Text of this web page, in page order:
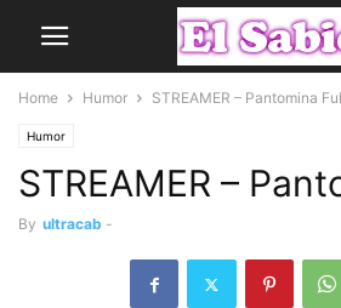
Home Humor STREAMER – Pantomina
Humor
STREAMER –
By ultracab -